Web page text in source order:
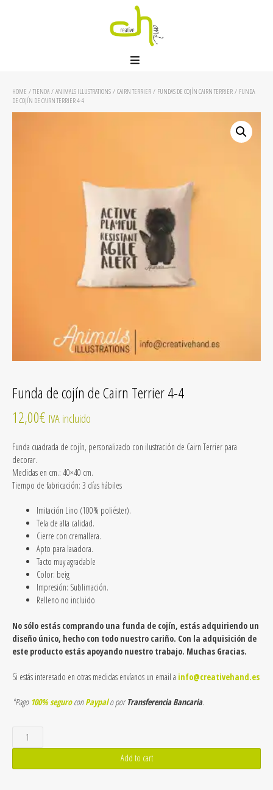
HOME / TIENDA/ ANIMALS ILLUSTRATIONS / CAIRN TERRIER / FUNDAS DE COJÍN CAIRN TERRIER / FUNDA
DE COJÍN DE CAIRN TERRIER 4-4
Funda de cojín de Cairn Terrier 4-4
12,00€ IVA incluido
Funda cuadrada de cojín, personalizado con ilustración de Cairn Terrier para
decorar.
Medidas en cm.: 40×40 cm.
Tiempo de fabricación: 3 días hábiles
Imitación Lino (100% poliéster).
Tela de alta calidad.
Cierre con cremallera.
Apto para lavadora.
Tacto muy agradable
Color: beig
Impresión: Sublimación.
Relleno no incluido
No sólo estás comprando una funda de cojín, estás adquiriendo un
diseño único, hecho con todo nuestro cariño. Con la adquisición de
este producto estás apoyando nuestro trabajo. Muchas Gracias.
Si estás interesado en otras medidas envíanos un email a info@creativehand.es
*Pago 100% seguroconPaypalo porTransferencia Bancaria.
Funda
de
de
Add to cart